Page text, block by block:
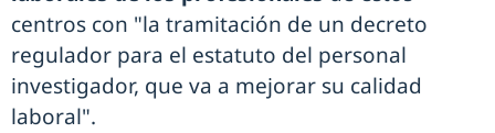
centros con "la tramitación de un decreto
regulador para el estatuto del personal
investigador, que va a mejorar su calidad
laboral".